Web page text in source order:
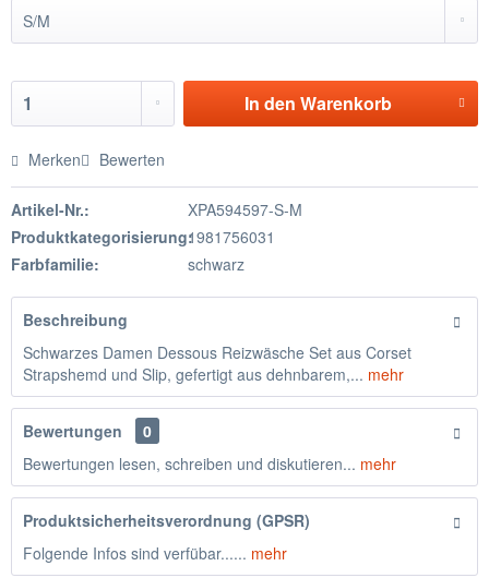
In den Warenkorb
Merken Bewerten
Artikel-Nr.:
XPA594597-S-M
Produktkategorisierung:1981756031
Farbfamilie:
schwarz
Beschreibung
Schwarzes Damen Dessous Reizwäsche Set aus Corset
Strapshemd und Slip, gefertigt aus dehnbarem,... mehr
Bewertungen
0
Bewertungen lesen, schreiben und diskutieren... mehr
Produktsicherheitsverordnung (GPSR)
Folgende Infos sind verfübar...... mehr